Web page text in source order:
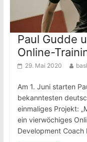
Paul Gudde
Online-
29. Mai 2020
Am 1. Juni starten
bekanntesten
einmaliges Projekt:
ein vierwöchiges
Development Coach